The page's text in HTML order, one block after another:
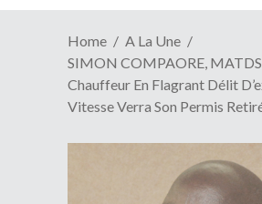
Home
A La Une
SIMON COMPAORE,
Chauffeur En Flagrant Délit
Vitesse Verra Son Permis